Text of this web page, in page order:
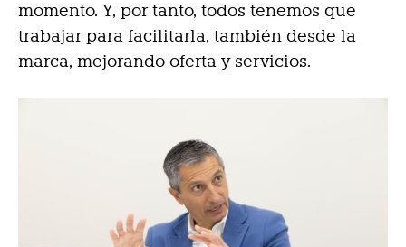
momento. Y, por tanto, todos tenemos que
trabajar para facilitarla, también desde la
marca, mejorando oferta y servicios.